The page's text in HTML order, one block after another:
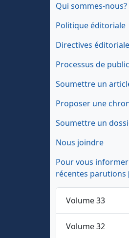
Qui sommes-nous?
Politique éditoriale
Directives
Processus de
Soumettre un
Proposer une
Soumettre un
Nous joindre
Pour vous
récentes parutions
Volume 33
Volume 32